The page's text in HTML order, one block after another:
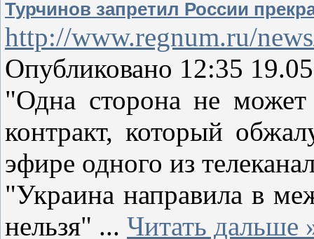
Турчинов запретил России
http://www.regnum.ru/
Опубликовано 12:35
"Одна сторона не может
контракт, который
эфире одного из
"Украина направила в
нельзя" ... Читать дальше